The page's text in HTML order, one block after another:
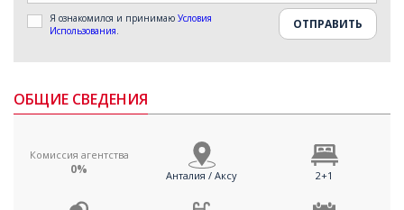
Я ознакомился и принимаю Условия
Использования
ОБЩИЕ СВЕДЕНИЯ
Комиссия агентства
0% Анталия / Аксу 2+1